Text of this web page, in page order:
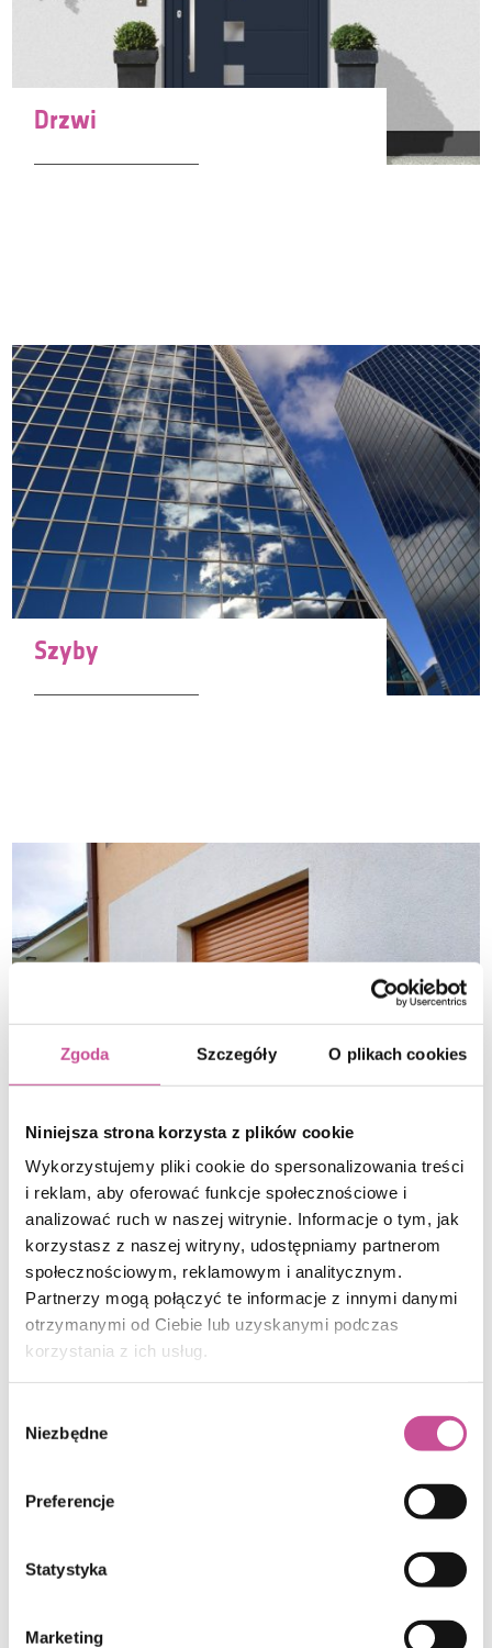
Zgoda Szczegóły O plikach cookies
Niniejsza strona korzysta z plików cookie
Wykorzystujemy pliki cookie do spersonalizowania treści
i reklam, aby oferować funkcje społecznościowe i
analizować ruch w naszej witrynie. Informacje o tym, jak
korzystasz z naszej witryny, udostępniamy partnerom
społecznościowym, reklamowym i analitycznym.
Partnerzy mogą połączyć te informacje z innymi danymi
otrzymanymi od Ciebie lub uzyskanymi podczas
korzystania z ich usług.
zgody
Niezbędne
Preferencje
Statystyka
Marketing
Drzwi
Szyby